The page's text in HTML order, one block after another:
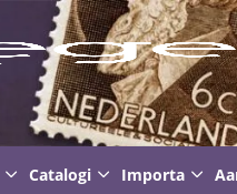
Catalogi Importa